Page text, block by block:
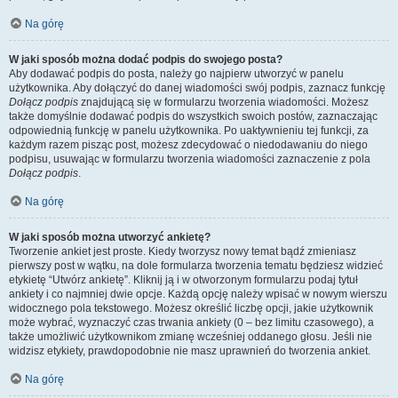
Na górę
W jaki sposób można dodać podpis do swojego posta?
Aby dodawać podpis do posta, należy go najpierw utworzyć w panelu
użytkownika. Aby dołączyć do danej wiadomości swój podpis, zaznacz funkcję
Dołącz podpis znajdującą się w formularzu tworzenia wiadomości. Możesz
także domyślnie dodawać podpis do wszystkich swoich postów, zaznaczając
odpowiednią funkcję w panelu użytkownika. Po uaktywnieniu tej funkcji, za
każdym razem pisząc post, możesz zdecydować o niedodawaniu do niego
podpisu, usuwając w formularzu tworzenia wiadomości zaznaczenie z pola
Dołącz podpis.
Na górę
W jaki sposób można utworzyć ankietę?
Tworzenie ankiet jest proste. Kiedy tworzysz nowy temat bądź zmieniasz
pierwszy post w wątku, na dole formularza tworzenia tematu będziesz widzieć
etykietę “Utwórz ankietę”. Kliknij ją i w otworzonym formularzu podaj tytuł
ankiety i co najmniej dwie opcje. Każdą opcję należy wpisać w nowym wierszu
widocznego pola tekstowego. Możesz określić liczbę opcji, jakie użytkownik
może wybrać, wyznaczyć czas trwania ankiety (0 – bez limitu czasowego), a
także umożliwić użytkownikom zmianę wcześniej oddanego głosu. Jeśli nie
widzisz etykiety, prawdopodobnie nie masz uprawnień do tworzenia ankiet.
Na górę